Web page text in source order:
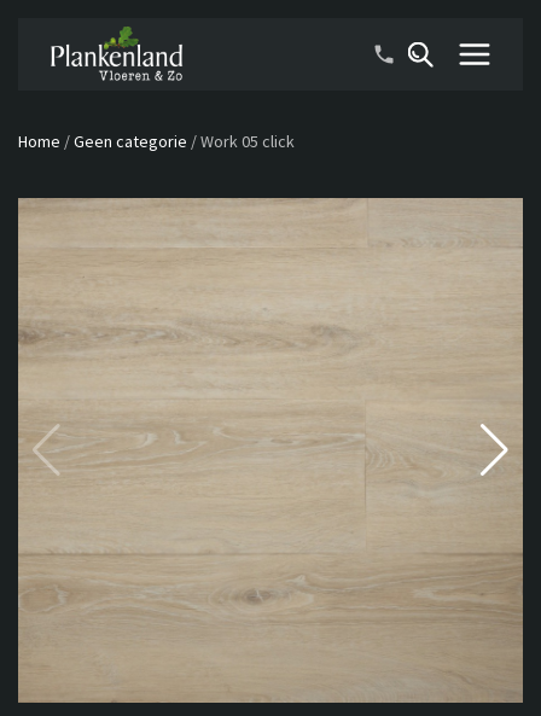
Home /Geen categorie /Work 05 click